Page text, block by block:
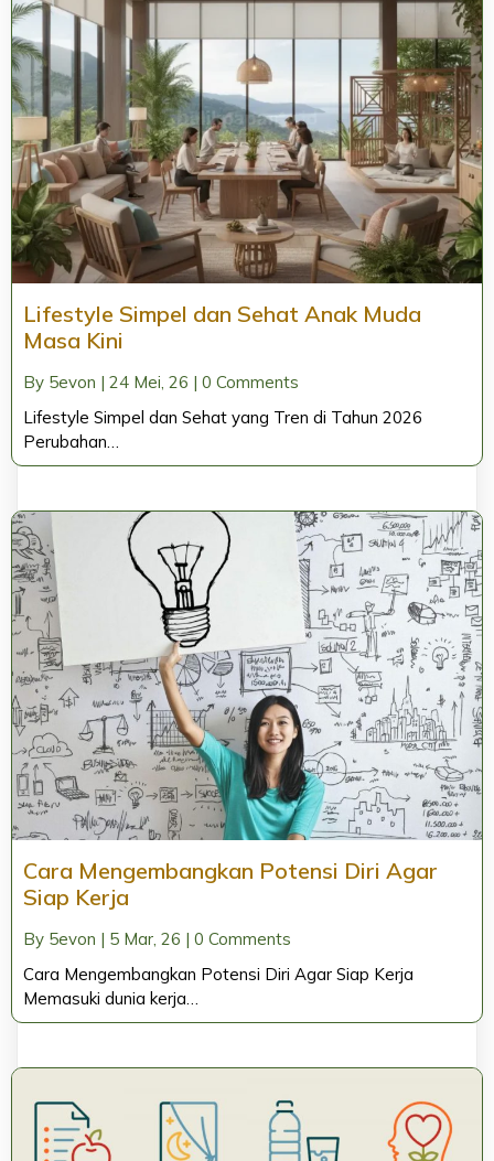
Lifestyle Simpel dan Sehat Anak Muda
Masa Kini
By 5evon | 24 Mei, 26 | 0 Comments
Lifestyle Simpel dan Sehat yang Tren di Tahun 2026
Perubahan…
Cara Mengembangkan Potensi Diri Agar
Siap Kerja
By 5evon | 5 Mar, 26 | 0 Comments
Cara Mengembangkan Potensi Diri Agar Siap Kerja
Memasuki dunia kerja…